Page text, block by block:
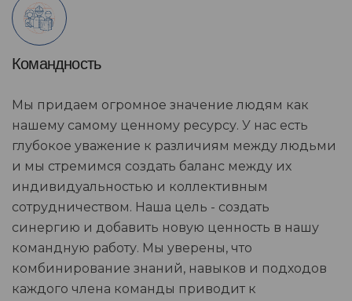
Командность
Мы придаем огромное значение людям как
нашему самому ценному ресурсу. У нас есть
глубокое уважение к различиям между людьми
и мы стремимся создать баланс между их
индивидуальностью и коллективным
сотрудничеством. Наша цель - создать
синергию и добавить новую ценность в нашу
командную работу. Мы уверены, что
комбинирование знаний, навыков и подходов
каждого члена команды приводит к